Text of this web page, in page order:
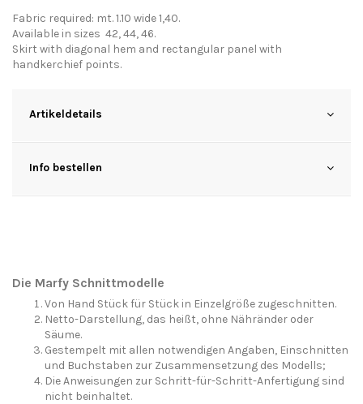
Fabric required: mt. 1.10 wide 1,40.
Available in sizes 42, 44, 46.
Skirt with diagonal hem and rectangular panel with
handkerchief points.
Artikeldetails
Info bestellen
Die Marfy Schnittmodelle
Von Hand Stück für Stück in Einzelgröße zugeschnitten.
Netto-Darstellung, das heißt, ohne Nähränder oder
Säume.
Gestempelt mit allen notwendigen Angaben, Einschnitten
und Buchstaben zur Zusammensetzung des Modells;
Die Anweisungen zur Schritt-für-Schritt-Anfertigung sind
nicht beinhaltet.